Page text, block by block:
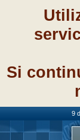
Si